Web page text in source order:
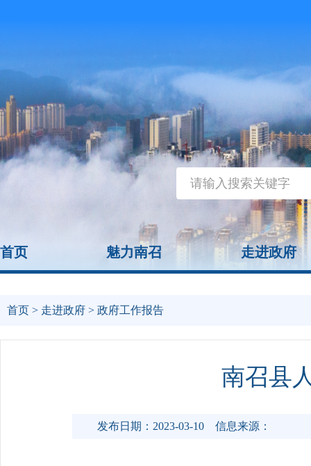
首页 魅力南召 走进政府
首页 > 走进政府 > 政府工作报告
南召县
发布日期：2023-03-10 信息来源：